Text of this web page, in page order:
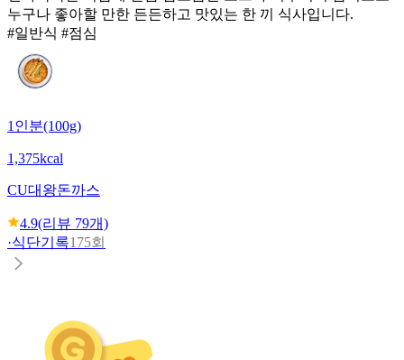
누구나 좋아할 만한 든든하고 맛있는 한 끼 식사입니다.
#일반식 #점심
1인분(100g)
1,375kcal
CU대왕돈까스
4.9(리뷰 79개)
·식단기록175회